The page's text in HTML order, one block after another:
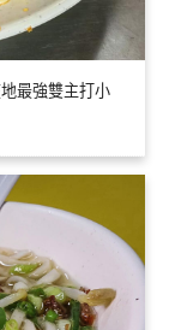
最強雙主打小